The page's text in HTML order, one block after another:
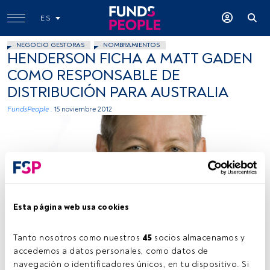
Esta página web usa cookies
Tanto nosotros como nuestros 45 socios almacenamos y
accedemos a datos personales, como datos de
navegación o identificadores únicos, en tu dispositivo. Si
ES
NEGOCIO GESTORAS NOMBRAMIENTOS
HENDERSON FICHA A MATT GADEN
COMO RESPONSABLE DE
DISTRIBUCIÓN PARA AUSTRALIA
FundsPeople . 15 noviembre 2012
Tiempo lectura: 1 min.